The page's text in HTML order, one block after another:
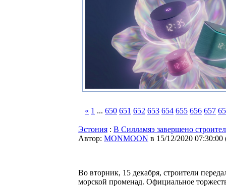
« 1 ... 650 651 652 653 654 655 656 657
Эстония : В Силламяэ завершено
Автор: MONMOON в 15/12/2020 07:30:00
Во вторник, 15 декабря, строители
морской променад. Официальное